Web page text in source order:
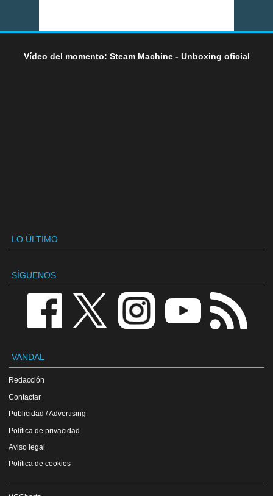
Vídeo del momento: Steam Machine - Unboxing oficial
LO ÚLTIMO
SÍGUENOS
VANDAL
Redacción
Contactar
Publicidad / Advertising
Política de privacidad
Aviso legal
Política de cookies